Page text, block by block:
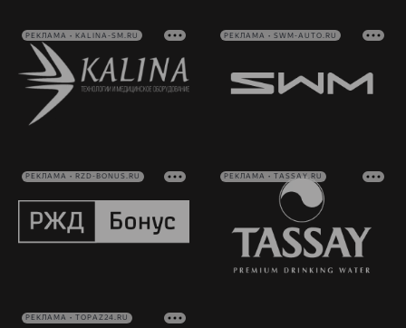
РЕКЛАМА • KALINA-SM.RU РЕКЛАМА • SWM-AUTO.RU
РЕКЛАМА • RZD-BONUS.RU РЕКЛАМА • TASSAY.RU
РЕКЛАМА • TOPAZ24.RU